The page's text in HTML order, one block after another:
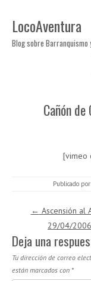
LocoAventura
Blog sobre Barranquismo
Cañón
[vimeo
Publicado por:
Navegación de entradas
← Ascensión al
29/04/2006
Deja una
Tu dirección de correo
están marcados con *